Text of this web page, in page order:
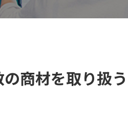
商材を取り扱